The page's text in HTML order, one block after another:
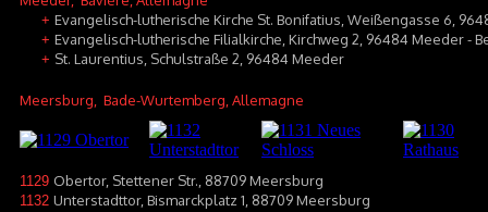
+ Evangelisch-lutherische Kirche St. Bonifatius, Weißengasse 6,
+ Evangelisch-lutherische Filialkirche, Kirchweg 2, 96484 Meeder -
+ St. Laurentius, Schulstraße 2, 96484 Meeder
Meersburg , Bade-Wurtemberg, Allemagne
1129 Obertor, Stettener Str., 88709 Meersburg
1132 Unterstadttor, Bismarckplatz 1, 88709 Meersburg